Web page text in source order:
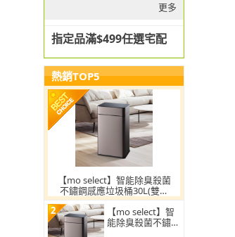
更多
指定品滿$499任選宅配
熱銷TOP5
【mo select】智能除臭殺菌
不鏽鋼感應垃圾桶30L(雙開
蓋/大容量/附充電電池/mo選)
2
【mo select】智
能除臭殺菌不鏽鋼